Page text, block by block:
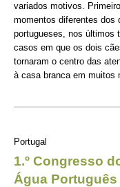
variados motivos.
momentos diferentes dos
portugueses, nos últimos
casos em que os dois
tornaram o centro das
à casa branca em muitos
Portugal
1.º Congresso
Água Português